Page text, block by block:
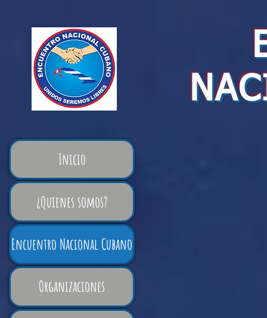
Inicio
¿Quienes somos?
Encuentro Nacional Cubano
Organizaciones